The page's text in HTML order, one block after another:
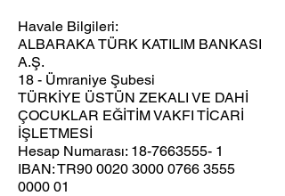
Havale Bilgileri:
ALBARAKA TÜRK KATILIM BANKASI
A.Ş.
18 - Ümraniye Şubesi
TÜRKİYE ÜSTÜN ZEKALI VE DAHİ
ÇOCUKLAR EĞİTİM VAKFI TİCARİ
İŞLETMESİ
Hesap Numarası: 18-7663555- 1
IBAN: TR90 0020 3000 0766 3555
0000 01